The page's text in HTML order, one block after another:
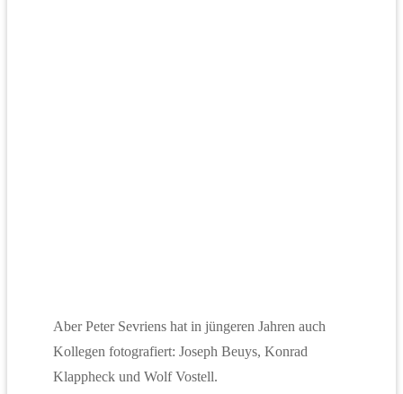
Aber Peter Sevriens hat in jüngeren Jahren auch
Kollegen fotografiert: Joseph Beuys, Konrad
Klappheck und Wolf Vostell.